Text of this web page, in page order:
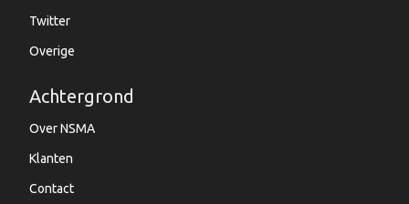
Twitter
Overige
Achtergrond
Over NSMA
Klanten
Contact